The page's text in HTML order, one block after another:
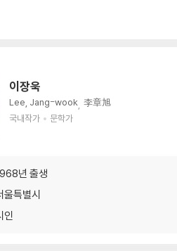
이장욱
Lee, Jang-wook 李章旭
국내작가
문학가
년 출생
울특별시
인